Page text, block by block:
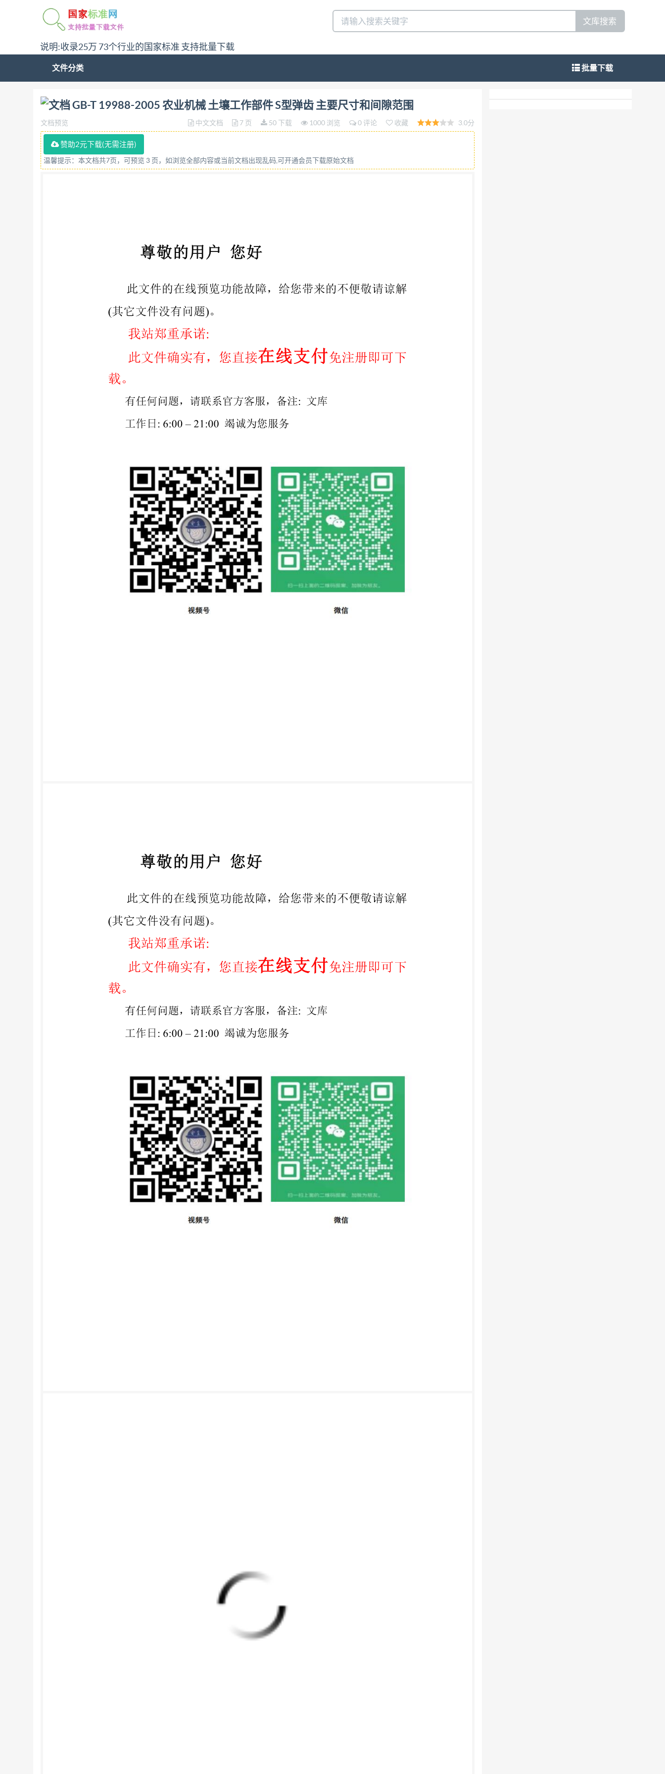
说明:收录25万 73个行业的国家标准 支持批量下载
文库搜索
文件分类 批量下载
问:哪里下载GB-T 19988-2005 农业机械 土壤工作部件 S型弹齿 主要尺寸和间隙范围答:请联系微信:siduwenku
GB-T 19988-2005 农业机械 土壤工作部件 S型弹齿 主要尺寸和间隙范围
文档预览 中文文档 7 页 50 下载 1000 浏览 0 评论 收藏 3.0分
赞助2元下载(无需注册)
温馨提示：本文档共7页，可预览 3 页，如浏览全部内容或当前文档出现乱码,可开通会员下载原始文档